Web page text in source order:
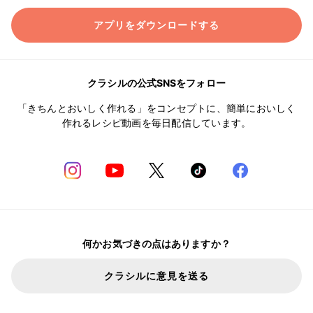
アプリをダウンロードする
クラシルの公式SNSをフォロー
「きちんとおいしく作れる」をコンセプトに、簡単においしく
作れるレシピ動画を毎日配信しています。
何かお気づきの点はありますか？
クラシルに意見を送る